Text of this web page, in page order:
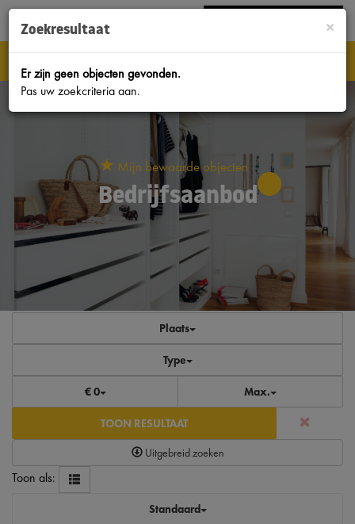
INLOGGEN MOVE.NL
Bedrijfsaanbod
Mijn bewaarde objecten
Plaats
Type
€ 0 Max.
TOON RESULTAAT
Uitgebreid zoeken
Toon als:
Standaard
×
Zoekresultaat
Er zijn geen objecten gevonden.
Pas uw zoekcriteria aan.